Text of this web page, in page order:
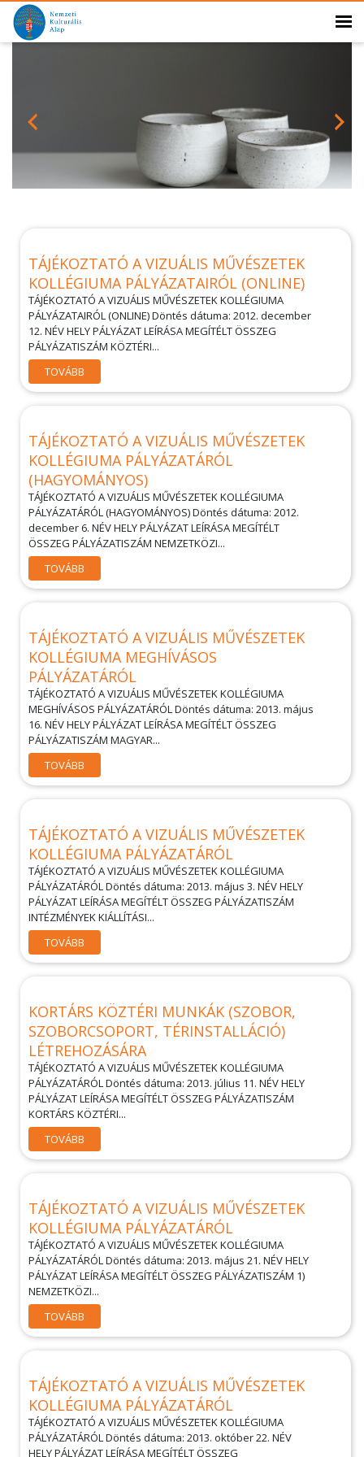
TÁJÉKOZTATÓ A VIZUÁLIS MŰVÉSZETEK
KOLLÉGIUMA PÁLYÁZATAIRÓL (ONLINE)
TÁJÉKOZTATÓ A VIZUÁLIS MŰVÉSZETEK KOLLÉGIUMA
PÁLYÁZATAIRÓL (ONLINE) Döntés dátuma: 2012. december
12. NÉV HELY PÁLYÁZAT LEÍRÁSA MEGÍTÉLT ÖSSZEG
PÁLYÁZATISZÁM KÖZTÉRI...
TOVÁBB
TÁJÉKOZTATÓ A VIZUÁLIS MŰVÉSZETEK
KOLLÉGIUMA PÁLYÁZATÁRÓL
(HAGYOMÁNYOS)
TÁJÉKOZTATÓ A VIZUÁLIS MŰVÉSZETEK KOLLÉGIUMA
PÁLYÁZATÁRÓL (HAGYOMÁNYOS) Döntés dátuma: 2012.
december 6. NÉV HELY PÁLYÁZAT LEÍRÁSA MEGÍTÉLT
ÖSSZEG PÁLYÁZATISZÁM NEMZETKÖZI...
TOVÁBB
TÁJÉKOZTATÓ A VIZUÁLIS MŰVÉSZETEK
KOLLÉGIUMA MEGHÍVÁSOS
PÁLYÁZATÁRÓL
TÁJÉKOZTATÓ A VIZUÁLIS MŰVÉSZETEK KOLLÉGIUMA
MEGHÍVÁSOS PÁLYÁZATÁRÓL Döntés dátuma: 2013. május
16. NÉV HELY PÁLYÁZAT LEÍRÁSA MEGÍTÉLT ÖSSZEG
PÁLYÁZATISZÁM MAGYAR...
TOVÁBB
TÁJÉKOZTATÓ A VIZUÁLIS MŰVÉSZETEK
KOLLÉGIUMA PÁLYÁZATÁRÓL
TÁJÉKOZTATÓ A VIZUÁLIS MŰVÉSZETEK KOLLÉGIUMA
PÁLYÁZATÁRÓL Döntés dátuma: 2013. május 3. NÉV HELY
PÁLYÁZAT LEÍRÁSA MEGÍTÉLT ÖSSZEG PÁLYÁZATISZÁM
INTÉZMÉNYEK KIÁLLÍTÁSI...
TOVÁBB
KORTÁRS KÖZTÉRI MUNKÁK (SZOBOR,
SZOBORCSOPORT, TÉRINSTALLÁCIÓ)
LÉTREHOZÁSÁRA
TÁJÉKOZTATÓ A VIZUÁLIS MŰVÉSZETEK KOLLÉGIUMA
PÁLYÁZATÁRÓL Döntés dátuma: 2013. július 11. NÉV HELY
PÁLYÁZAT LEÍRÁSA MEGÍTÉLT ÖSSZEG PÁLYÁZATISZÁM
KORTÁRS KÖZTÉRI...
TOVÁBB
TÁJÉKOZTATÓ A VIZUÁLIS MŰVÉSZETEK
KOLLÉGIUMA PÁLYÁZATÁRÓL
TÁJÉKOZTATÓ A VIZUÁLIS MŰVÉSZETEK KOLLÉGIUMA
PÁLYÁZATÁRÓL Döntés dátuma: 2013. május 21. NÉV HELY
PÁLYÁZAT LEÍRÁSA MEGÍTÉLT ÖSSZEG PÁLYÁZATISZÁM 1)
NEMZETKÖZI...
TOVÁBB
TÁJÉKOZTATÓ A VIZUÁLIS MŰVÉSZETEK
KOLLÉGIUMA PÁLYÁZATÁRÓL
TÁJÉKOZTATÓ A VIZUÁLIS MŰVÉSZETEK KOLLÉGIUMA
PÁLYÁZATÁRÓL Döntés dátuma: 2013. október 22. NÉV
HELY PÁLYÁZAT LEÍRÁSA MEGÍTÉLT ÖSSZEG